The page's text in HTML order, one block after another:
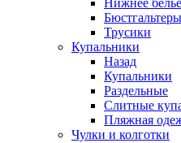
Нижнее белье
Бюстгальтеры
Трусики
Купальники
Назад
Купальники
Раздельные
Слитные
Пляжная
Чулки и колготки